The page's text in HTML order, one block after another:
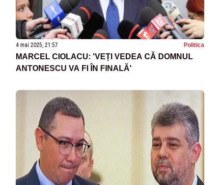
4 mai 2025, 21:57 Politica
MARCEL CIOLACU: 'VEȚI VEDEA CĂ DOMNUL
ANTONESCU VA FI ÎN FINALĂ'